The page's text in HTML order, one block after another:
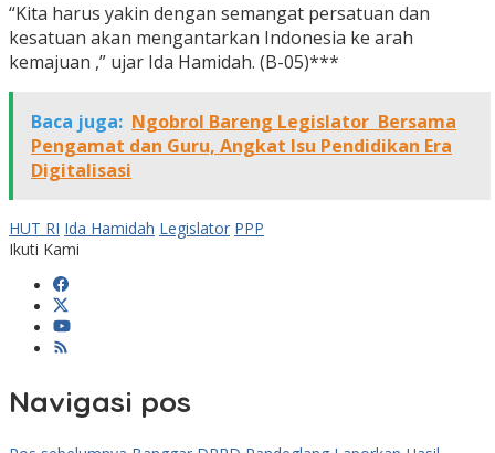
“Kita harus yakin dengan semangat persatuan dan
kesatuan akan mengantarkan Indonesia ke arah
kemajuan ,” ujar Ida Hamidah. (B-05)***
Baca juga: Ngobrol Bareng Legislator Bersama
Pengamat dan Guru, Angkat Isu Pendidikan Era
Digitalisasi
HUT RI Ida Hamidah Legislator PPP
Ikuti Kami
Navigasi pos